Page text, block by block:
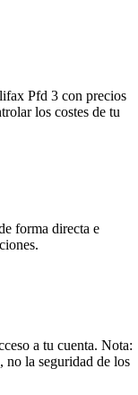
Pfd 3 con precios
los costes de tu
forma directa e
a tu cuenta. Nota:
no la seguridad de los